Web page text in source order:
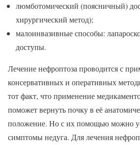
люмботомический (поясничный)
хирургический метод);
малоинвазивные способы:
доступы.
Лечение нефроптоза проводится с
консервативных и оперативных
тот факт, что применение
поможет вернуть почку в её
положение. Но с их помощью можно
симптомы недуга. Для лечения